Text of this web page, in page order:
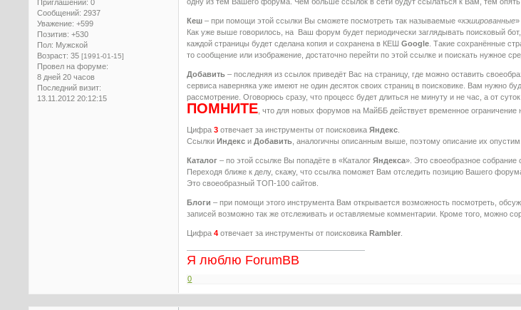
Приглашений: 0
Сообщений: 2937
Уважение: +599
Позитив: +530
Пол: Мужской
Возраст: 35[1991-01-15]
Провел на форуме:
8 дней 20 часов
Последний визит:
13.11.2012 20:12:15
Кеш – при помощи этой ссылки Вы сможете посмотреть так называемые «кэшированные
Как уже выше говорилось, на Ваш форум будет периодически заглядывать поисковый
каждой страницы будет сделана копия и сохранена в КЕШGoogle . Такие сохранённые
то сообщение или изображение, достаточно перейти по этой ссылке и поискать нужное
Добавить – последняя из ссылок приведёт Вас на страницу, где можно оставить
сервиса наверняка уже имеют не один десяток своих страниц в поисковике. Вам нужно
рассмотрение. Оговорюсь сразу, что процесс будет длиться не минуту и не час, а от
ПОМНИТЕ , что для новых форумов на МайББ действует временное
Цифра3 отвечает за инструменты от поисковикаЯндекс
СсылкиИндексиДобавить , аналогичны описанным выше, поэтому описание их опустим.
Каталог – по этой ссылке Вы попадёте в «КаталогЯндекса». Это своеобразное собрание
Переходя ближе к делу, скажу, что ссылка поможет Вам отследить позицию Вашего
Это своеобразный ТОП-100 сайтов.
Блоги – при помощи этого инструмента Вам открывается возможность посмотреть,
записей возможно так же отслеживать и оставляемые комментарии. Кроме того, можно
Цифра4 отвечает за инструменты от поисковикаRambler
Я люблю ForumBB
0